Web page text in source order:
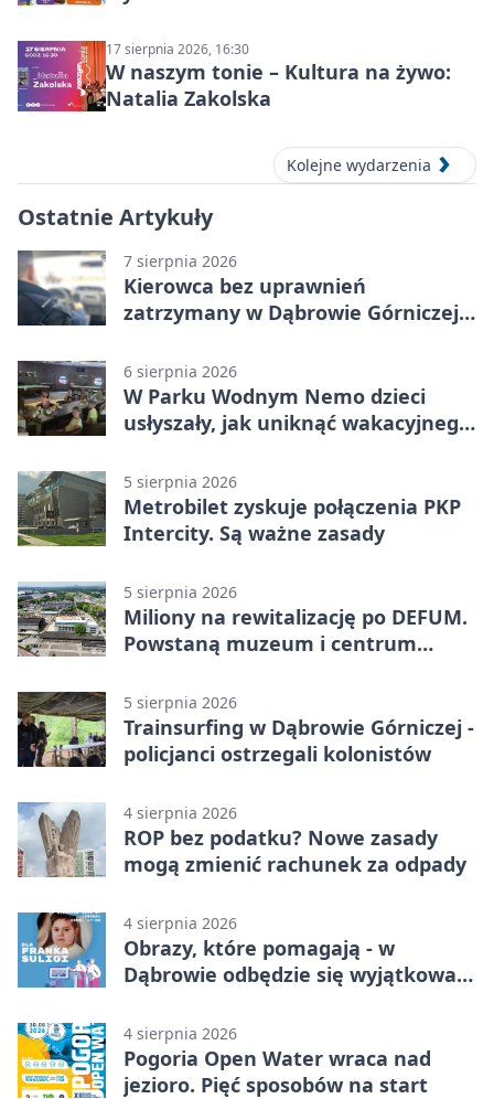
17 sierpnia 2026, 16:30
W naszym tonie – Kultura na żywo:
Natalia Zakolska
Kolejne wydarzenia
Ostatnie Artykuły
7 sierpnia 2026
Kierowca bez uprawnień
zatrzymany w Dąbrowie Górniczej.
6 sierpnia 2026
W Parku Wodnym Nemo dzieci
usłyszały, jak uniknąć wakacyjnego
5 sierpnia 2026
Metrobilet zyskuje połączenia PKP
Intercity. Są ważne zasady
5 sierpnia 2026
Miliony na rewitalizację po DEFUM.
Powstaną muzeum i centrum
5 sierpnia 2026
Trainsurfing w Dąbrowie Górniczej -
policjanci ostrzegali kolonistów
4 sierpnia 2026
ROP bez podatku? Nowe zasady
mogą zmienić rachunek za odpady
4 sierpnia 2026
Obrazy, które pomagają - w
Dąbrowie odbędzie się wyjątkowa
4 sierpnia 2026
Pogoria Open Water wraca nad
jezioro. Pięć sposobów na start